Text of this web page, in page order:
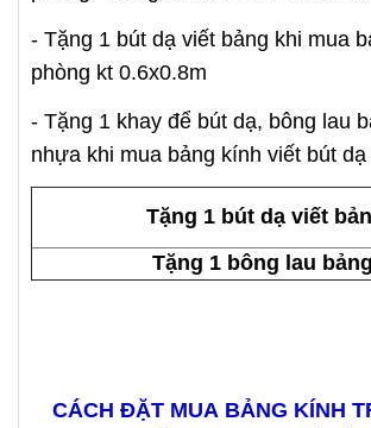
- Tặng 1 bút dạ viết bảng khi mua
phòng kt 0.6x0.8m
- Tặng 1 khay để bút dạ, bông lau
nhựa khi mua bảng kính viết bút dạ
Tặng 1 bút dạ viết
Tặng 1 bông lau
CÁCH ĐẶT MUA BẢNG KÍNH